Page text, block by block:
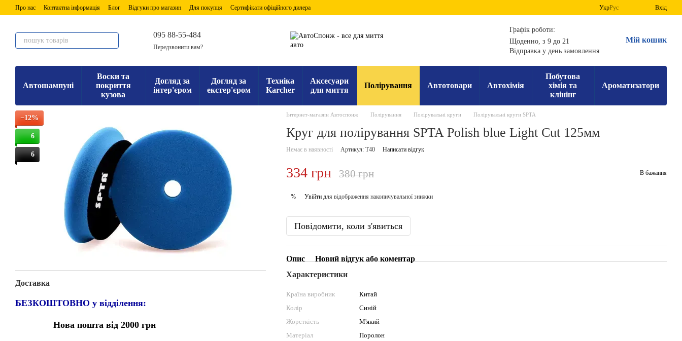
Перейти до основного контенту
Про нас Контактна інформація Блог Відгуки про магазин Для покупця Сертифікати офіційного дилера УкрРус Вхід
095 88-55-484
Передзвонити вам?
Графік роботи:
Щоденно, з 9 до 21
Відправка у день замовлення
Мій кошик
Автошампуні
Воски та
покриття
кузова
Догляд за
інтер'єром
Догляд за
екстер'єром
Техніка
Karcher
Аксесуари
для миття
Полірування Автотовари Автохімія
Побутова
хімія та
клінінг
Ароматизатори
−12%
6
6
Доставка
БЕЗКОШТОВНО у відділення:
Нова пошта від 2000 грн
Інтернет-магазин Автоспонж Полірування Полірувальні круги Полірувальні круги SPTA
Круг для полірування SPTA Polish blue Light Cut 125мм
Немає в наявності Артикул: T40 Написати відгук
334 грн 380 грн В бажання
% Увійтидля відображення накопичувальної знижки
Повідомити, коли з'явиться
Опис
Новий відгук або коментар
Характеристики
Країна виробник
Китай
Колір
Синій
Жорсткість
М'який
Матеріал
Поролон